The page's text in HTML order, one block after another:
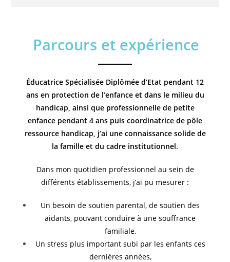
Parcours et expérience
Éducatrice Spécialisée Diplômée d’Etat pendant 12
ans en protection de l’enfance et dans le milieu du
handicap, ainsi que professionnelle de petite
enfance pendant 4 ans puis coordinatrice de pôle
ressource handicap, j’ai une connaissance solide de
la famille et du cadre institutionnel.
Dans mon quotidien professionnel au sein de
différents établissements, j’ai pu mesurer :
Un besoin de soutien parental, de soutien des
aidants, pouvant conduire à une souffrance
familiale,
Un stress plus important subi par les enfants ces
dernières années,